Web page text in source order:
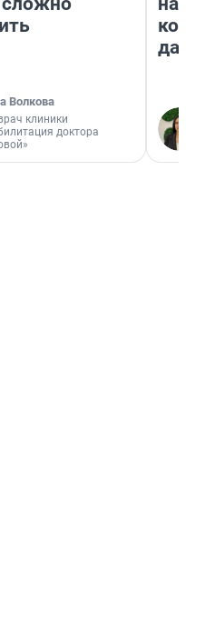
Волкова
клиники
доктора
даже